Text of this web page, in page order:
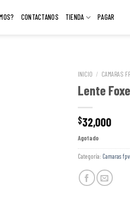
CONTACTANOS TIENDA PAGAR
INICIO / CAMARAS
Lente
$32,000
Agotado
Categoría: Camaras fpv